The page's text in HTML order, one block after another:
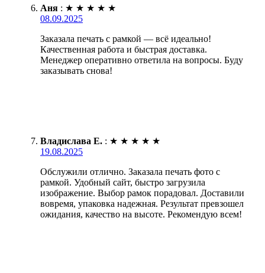
Аня : ★ ★ ★ ★ ★
08.09.2025
Заказала печать с рамкой — всё идеально!
Качественная работа и быстрая доставка.
Менеджер оперативно ответила на вопросы. Буду
заказывать снова!
Владислава Е. : ★ ★ ★ ★ ★
19.08.2025
Обслужили отлично. Заказала печать фото с
рамкой. Удобный сайт, быстро загрузила
изображение. Выбор рамок порадовал. Доставили
вовремя, упаковка надежная. Результат превзошел
ожидания, качество на высоте. Рекомендую всем!